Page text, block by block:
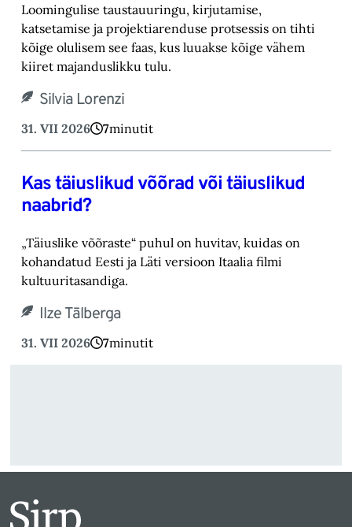
Loomingulise taustauuringu, kirjutamise,
katsetamise ja projektiarenduse protsessis on tihti
kõige olulisem see faas, kus luuakse kõige vähem
kiiret majanduslikku tulu.
Silvia Lorenzi
31. VII 2026 7minutit
Kas täiuslikud võõrad või täiuslikud
naabrid?
„Täiuslike võõraste“ puhul on huvitav, kuidas on
kohandatud Eesti ja Läti versioon Itaalia filmi
kultuuritasandiga.
Ilze Tālberga
31. VII 2026 7minutit